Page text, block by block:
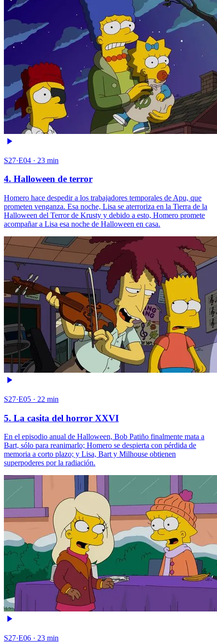
S27·E04 · 23 min
4. Halloween de terror
Homero hace despedir a los trabajadores temporales de Apu, que
prometen venganza. Esa noche, Lisa se aterroriza en la Tierra de la
Halloween del Terror de Krusty y debido a esto, Homero promete
acompañar a Lisa esa noche de Halloween en casa.
S27·E05 · 22 min
5. La casita del horror XXVI
En el episodio anual de Halloween, Bob Patiño finalmente mata a
Bart, sólo para reanimarlo; Homero se despierta con pérdida de
memoria a corto plazo; y Lisa, Bart y Milhouse obtienen
superpoderes por la radiación.
S27·E06 · 23 min